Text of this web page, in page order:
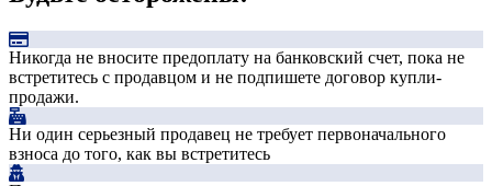
Никогда не вносите предоплату на банковский счет, пока не
встретитесь с продавцом и не подпишете договор купли-
продажи.
Ни один серьезный продавец не требует первоначального
взноса до того, как вы встретитесь